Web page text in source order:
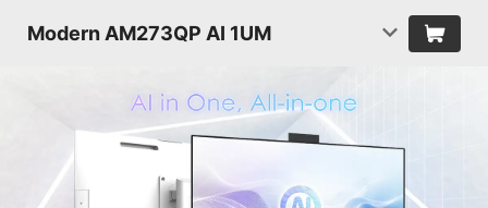
Modern AM273QP AI 1UM